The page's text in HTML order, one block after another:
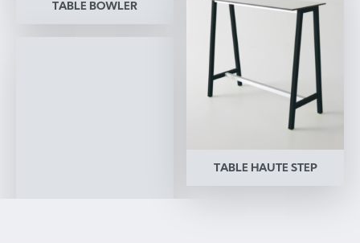
TABLE BOWLER
TABLE HAUTE STEP